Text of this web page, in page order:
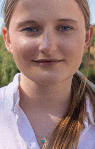
Più lette
Figline Incisa
Piscina di
Pnrr, il